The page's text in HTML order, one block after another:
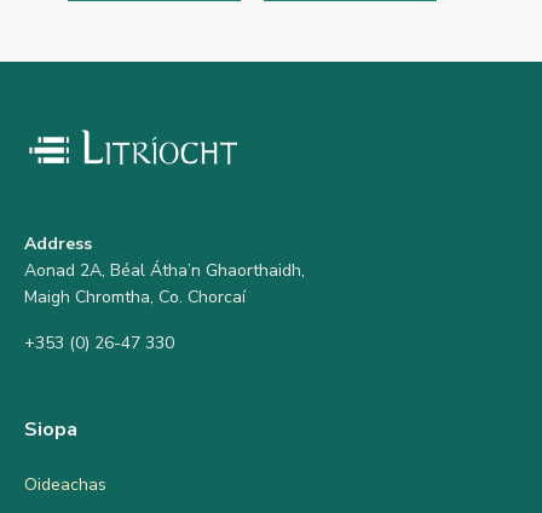
Address
Aonad 2A, Béal Átha’n Ghaorthaidh,
Maigh Chromtha, Co. Chorcaí
+353 (0) 26-47 330
Siopa
Oideachas